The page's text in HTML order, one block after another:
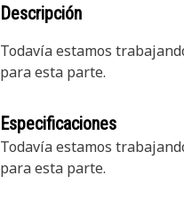
Descripción
Todavía estamos
para esta parte.
Especificaciones
Todavía estamos
para esta parte.